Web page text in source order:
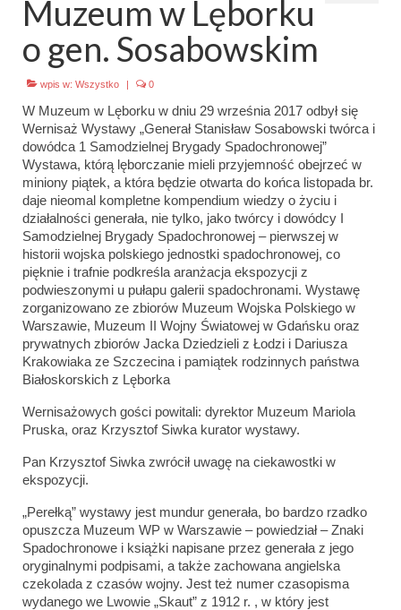
Emblematy (plakietki) i znaki drużyny
Dla harcerzy i rodziców
Ryngraf Pamiątkowy 7 HDCzB
Odznaka Honorowa 7 HDCzB
Nasze twarze
Galeria
Galerie 1983-2025
Galeria 2026
Multimedia
Kontakt
Muzeum w Lęborku
o gen. Sosabowskim
wpis w: Wszystko | 0
W Muzeum w Lęborku w dniu 29 września 2017 odbył się
Wernisaż Wystawy „Generał Stanisław Sosabowski twórca i
dowódca 1 Samodzielnej Brygady Spadochronowej”
Wystawa, którą lęborczanie mieli przyjemność obejrzeć w
miniony piątek, a która będzie otwarta do końca listopada br.
daje nieomal kompletne kompendium wiedzy o życiu i
działalności generała, nie tylko, jako twórcy i dowódcy I
Samodzielnej Brygady Spadochronowej – pierwszej w
historii wojska polskiego jednostki spadochronowej, co
pięknie i trafnie podkreśla aranżacja ekspozycji z
podwieszonymi u pułapu galerii spadochronami. Wystawę
zorganizowano ze zbiorów Muzeum Wojska Polskiego w
Warszawie, Muzeum II Wojny Światowej w Gdańsku oraz
prywatnych zbiorów Jacka Dziedzieli z Łodzi i Dariusza
Krakowiaka ze Szczecina i pamiątek rodzinnych państwa
Białoskorskich z Lęborka
Wernisażowych gości powitali: dyrektor Muzeum Mariola
Pruska, oraz Krzysztof Siwka kurator wystawy.
Pan Krzysztof Siwka zwrócił uwagę na ciekawostki w
ekspozycji.
„Perełką” wystawy jest mundur generała, bo bardzo rzadko
opuszcza Muzeum WP w Warszawie – powiedział – Znaki
Spadochronowe i książki napisane przez generała z jego
oryginalnymi podpisami, a także zachowana angielska
czekolada z czasów wojny. Jest też numer czasopisma
wydanego we Lwowie „Skaut” z 1912 r. , w który jest